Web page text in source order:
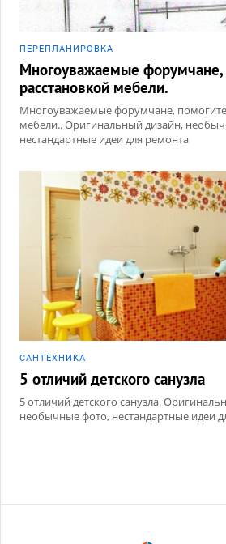
ПЕРЕПЛАНИРОВКА
Многоуважаемые форумчане,
расстановкой мебели.
Многоуважаемые форумчане, помогите
мебели.. Оригинальный дизайн,
нестандартные идеи для ремонта
САНТЕХНИКА
5 отличий детского санузла
5 отличий детского санузла.
необычные фото, нестандартные идеи